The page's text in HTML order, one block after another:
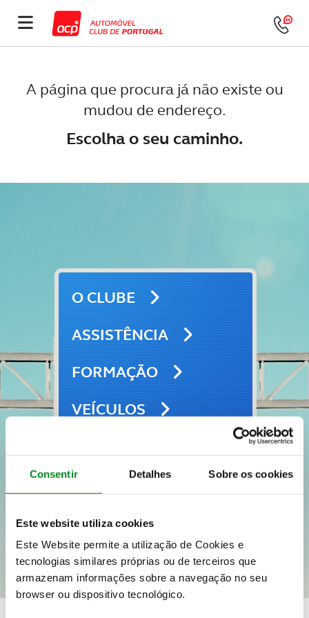
Consentir Detalhes Sobre os cookies
Este website utiliza cookies
Este Website permite a utilização de Cookies e
tecnologias similares próprias ou de terceiros que
armazenam informações sobre a navegação no seu
browser ou dispositivo tecnológico.
A página que procura já não existe ou
mudou de endereço.
Escolha o seu caminho.
O CLUBE
ASSISTÊNCIA
FORMAÇÃO
VEÍCULOS
VIAGENS E LAZER